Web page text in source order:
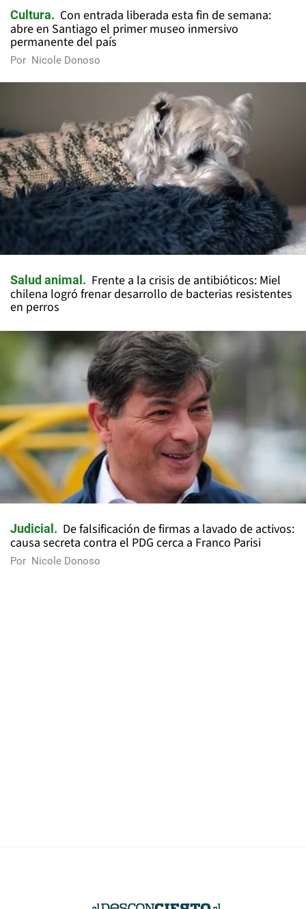
Cultura
Con entrada liberada esta fin de semana:
abre en Santiago el primer museo inmersivo
permanente del país
Por Nicole Donoso
Salud animal
Frente a la crisis de antibióticos: Miel
chilena logró frenar desarrollo de bacterias resistentes
en perros
Judicial
De falsificación de firmas a lavado de activos:
causa secreta contra el PDG cerca a Franco Parisi
Por Nicole Donoso